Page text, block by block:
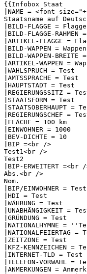
{{Infobox Staat
|NAME = <font
Staatsname auf
|BILD-FLAGGE =
|BILD-FLAGGE-RAHMEN
|ARTIKEL-FLAGGE =
|BILD-WAPPEN =
|BILD-WAPPEN-BREITE
|ARTIKEL-WAPPEN =
|WAHLSPRUCH = Test
|AMTSSPRACHE = Test
|HAUPTSTADT = Test
|REGIERUNGSSITZ =
|STAATSFORM = Test
|STAATSOBERHAUPT =
|REGIERUNGSCHEF =
|FLÄCHE = 100 km
|EINWOHNER = 1000
|BEV-DICHTE = 10
|BIP =<br />
Test1<br />
Test2
|BIP-ERWEITERT =<br
Abs.<br />
Nom.
|BIP/EINWOHNER = Test
|HDI = Test
|WÄHRUNG = Test
|UNABHÄNGIGKEIT =
|GRÜNDUNG = Test
|NATIONALHYMNE =
|NATIONALFEIERTAG =
|ZEITZONE = Test
|KFZ-KENNZEICHEN =
|INTERNET-TLD = Test
|TELEFON-VORWAHL =
|ANMERKUNGEN =